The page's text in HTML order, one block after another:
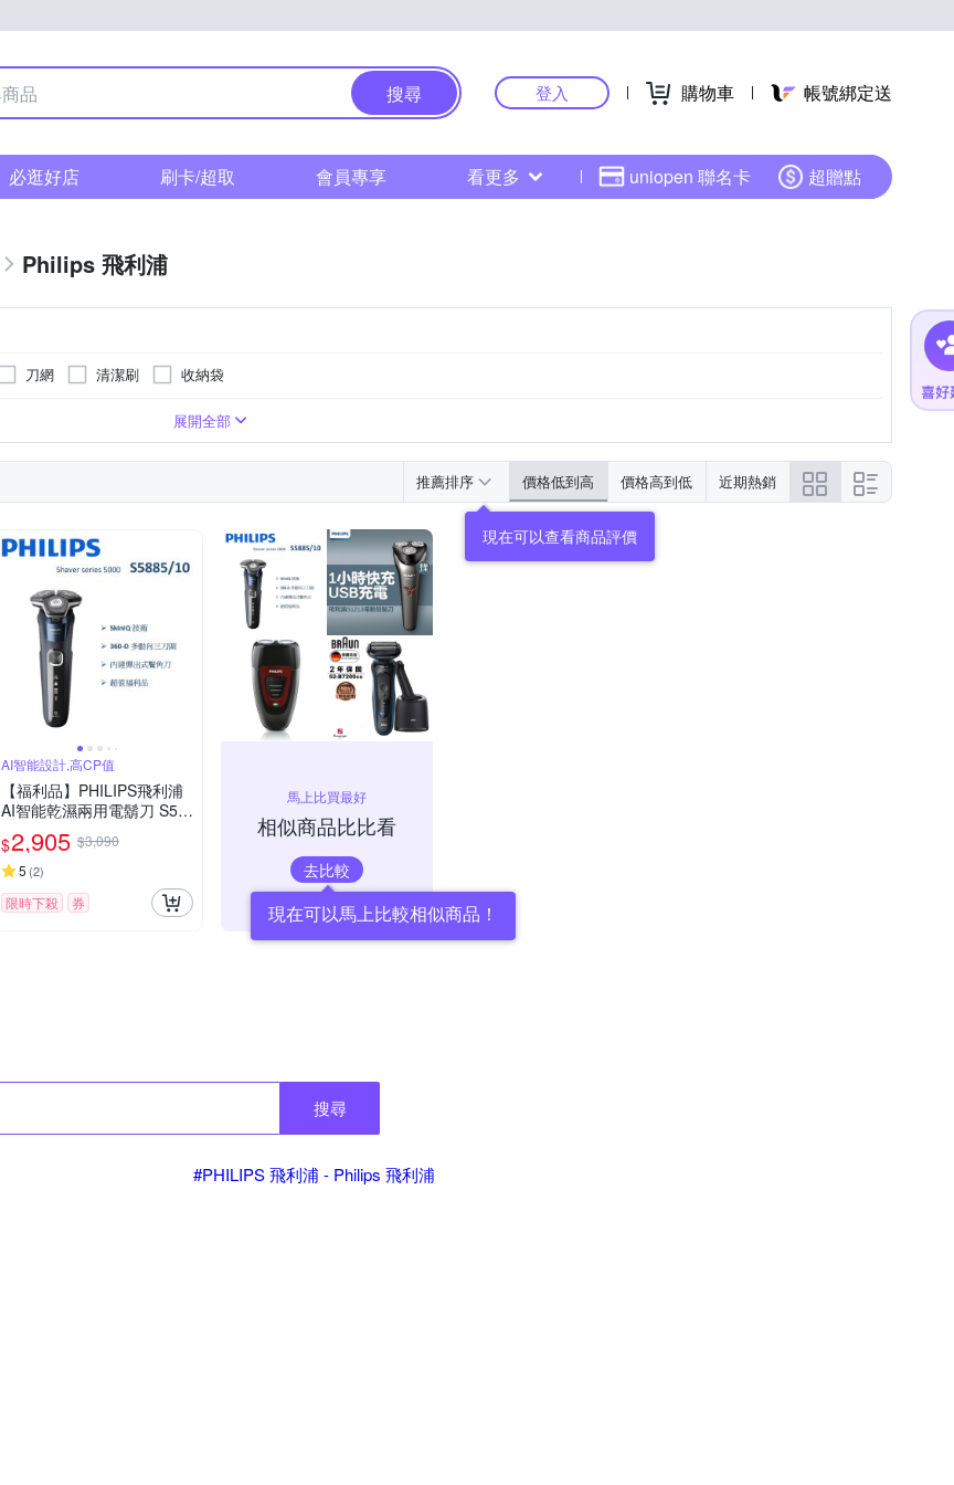
搜尋 登入 購物車 帳號綁定送
必逛好店 刷卡/超取 會員專享 看更多 uniopen 聯名卡 超贈點
Philips 飛利浦
刀網 清潔刷 收納袋
展開全部
推薦排序 價格低到高 價格高到低 近期熱銷
現在可以查看商品評價
AI智能設計,高CP值
【福利品】PHILIPS飛利浦
AI智能乾濕兩用電鬍刀 S58
85/10 (一年保固)
$2,905 $3,090
5 (2)
限時下殺 券
馬上比買最好
相似商品比比看
去比較
現在可以馬上比較相似商品！
搜尋
#PHILIPS 飛利浦 - Philips 飛利浦